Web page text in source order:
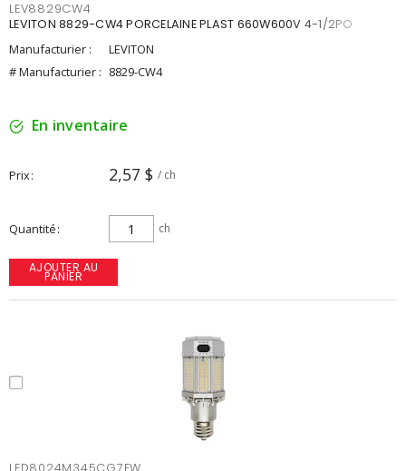
LEV8829CW4
LEVITON 8829-CW4 PORCELAINE PLAST 660W600V 4-1/2PO
Manufacturier :
LEVITON
# Manufacturier : 8829-CW4
En inventaire
Prix 2,57 $ / ch
Quantité ch
AJOUTER AU
PANIER
LED8024M345CG7FW